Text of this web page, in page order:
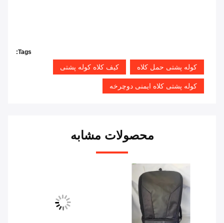
Tags:
کوله پشتی حمل کلاه کیف کلاه کوله پشتی
کوله پشتی کلاه ایمنی دوچرخه
محصولات مشابه